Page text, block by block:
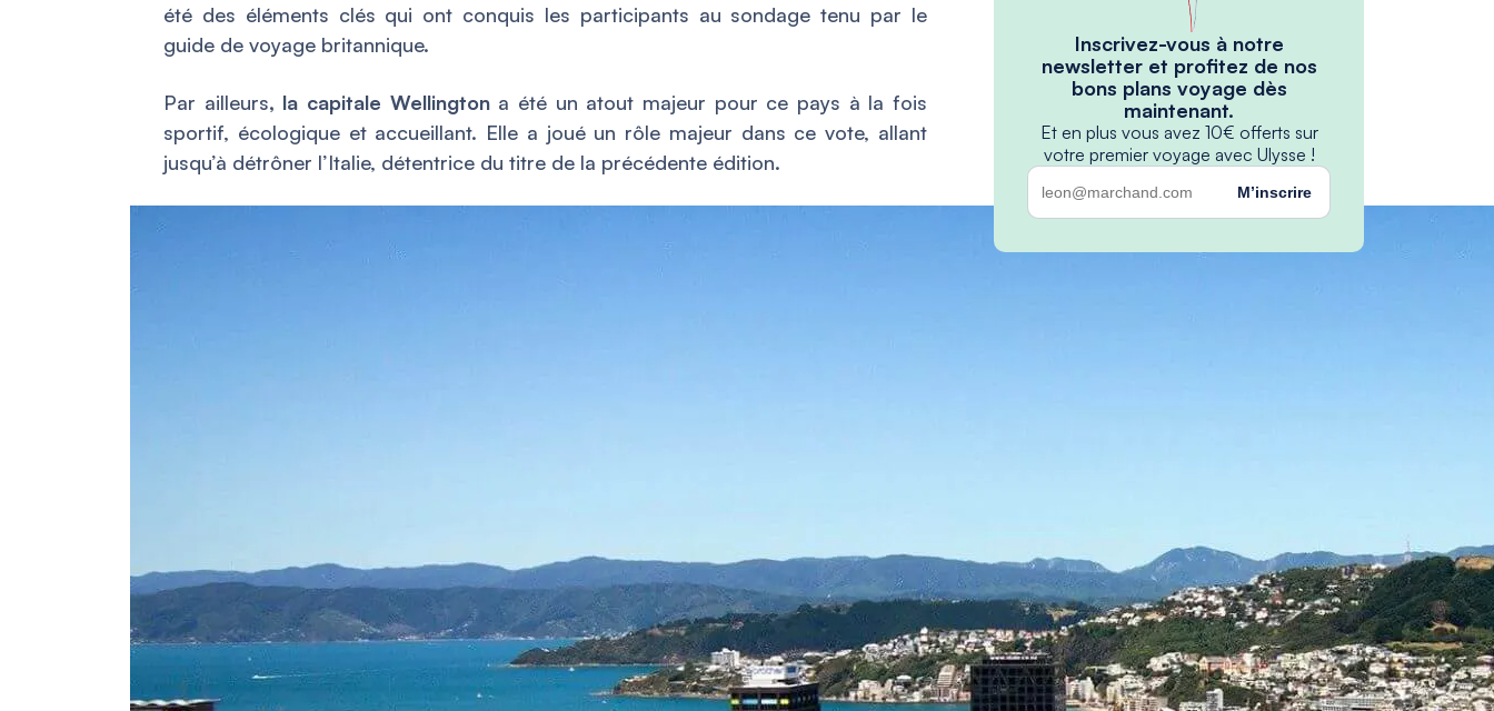
été des éléments clés qui ont conquis les participants au sondage tenu par le
guide de voyage britannique.
Par ailleurs, la capitale Wellingtona été un atout majeur pour ce pays à la fois
sportif, écologique et accueillant. Elle a joué un rôle majeur dans ce vote, allant
jusqu’à détrôner l’Italie, détentrice du titre de la précédente édition.
Inscrivez-vous à notre
newsletter et profitez de nos
bons plans voyage dès
maintenant.
Et en plus vous avez 10€ offerts sur
votre premier voyage avec Ulysse !
M’inscrire